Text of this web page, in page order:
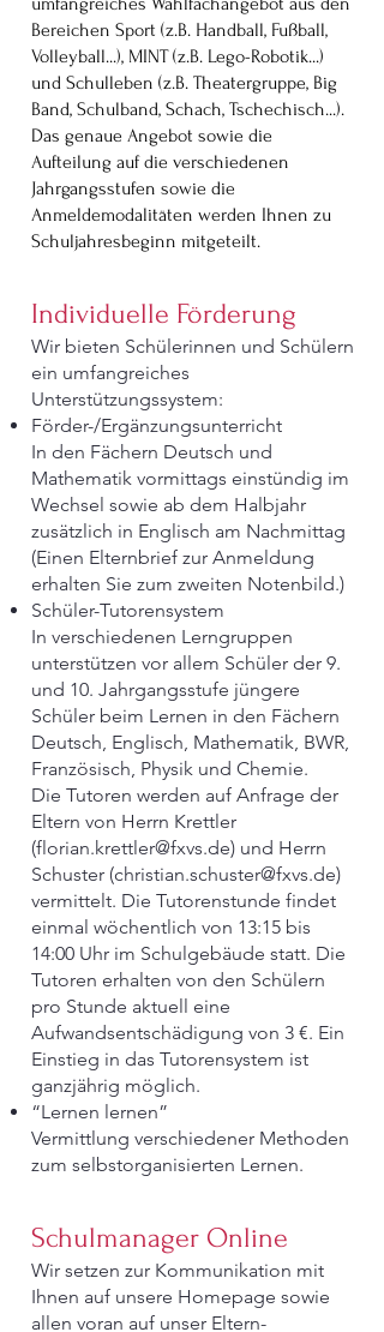
Bereichen Sport (z.B. Handball, Fußball,
Volleyball...), MINT (z.B. Lego-Robotik...)
und Schulleben (z.B. Theatergruppe, Big
Band, Schulband, Schach, Tschechisch...).
Das genaue Angebot sowie die
Aufteilung auf die verschiedenen
Jahrgangsstufen sowie die
Anmeldemodalitäten werden Ihnen zu
Schuljahresbeginn mitgeteilt.
Individuelle Förderung
Wir bieten Schülerinnen und Schülern
ein umfangreiches
Unterstützungssystem:
Förder-/Ergänzungsunterricht
In den Fächern Deutsch und
Mathematik vormittags einstündig im
Wechsel sowie ab dem Halbjahr
zusätzlich in Englisch am Nachmittag
(Einen Elternbrief zur Anmeldung
erhalten Sie zum zweiten Notenbild.)
Schüler-Tutorensystem
In verschiedenen Lerngruppen
unterstützen vor allem Schüler der 9.
und 10. Jahrgangsstufe jüngere
Schüler beim Lernen in den Fächern
Deutsch, Englisch, Mathematik, BWR,
Französisch, Physik und Chemie.
Die Tutoren werden auf Anfrage der
Eltern von Herrn Krettler
(florian.krettler@fxvs.de) und Herrn
Schuster (christian.schuster@fxvs.de)
vermittelt. Die Tutorenstunde findet
einmal wöchentlich von 13:15 bis
14:00 Uhr im Schulgebäude statt. Die
Tutoren erhalten von den Schülern
pro Stunde aktuell eine
Aufwandsentschädigung von 3 €. Ein
Einstieg in das Tutorensystem ist
ganzjährig möglich.
“Lernen lernen”
Vermittlung verschiedener Methoden
zum selbstorganisierten Lernen.
Schulmanager Online
Wir setzen zur Kommunikation mit
Ihnen auf unsere Homepage sowie
allen voran auf unser Eltern-